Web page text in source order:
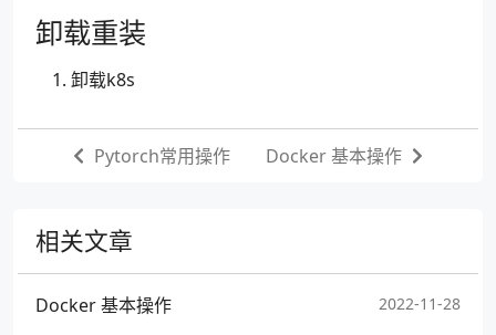
卸载重装
卸载k8s
Pytorch常用操作 Docker 基本操作
相关文章
Docker 基本操作 2022-11-28